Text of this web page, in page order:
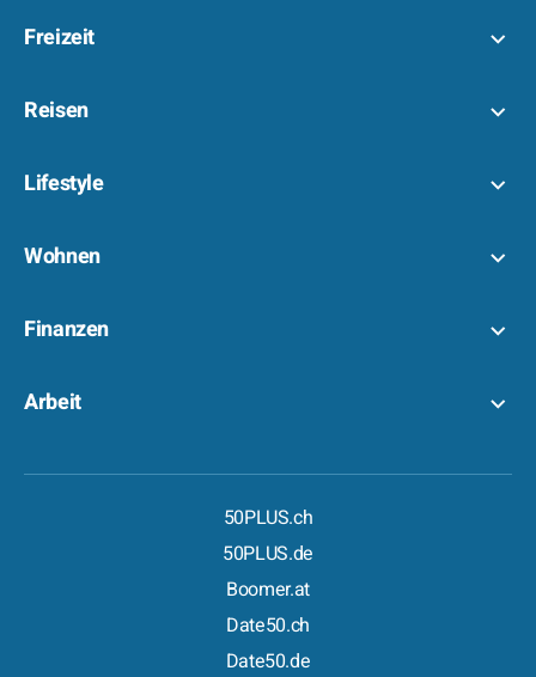
Freizeit
Reisen
Lifestyle
Wohnen
Finanzen
Arbeit
50PLUS.ch
50PLUS.de
Boomer.at
Date50.ch
Date50.de